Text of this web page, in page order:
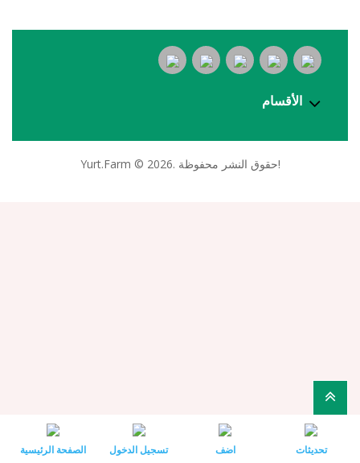
الأقسام
Yurt.Farm © 2026. حقوق النشر محفوظة!
الصفحة الرئيسية تسجيل الدخول اضف تحديثات